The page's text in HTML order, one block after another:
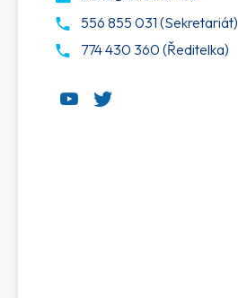
556 855 031 (Sekretariát)
774 430 360 (Ředitelka)